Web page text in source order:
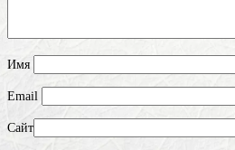
Имя
Email
Сайт